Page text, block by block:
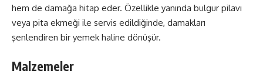
hem de damağa hitap eder. Özellikle yanında bulgur pilavı
veya pita ekmeği ile servis edildiğinde, damakları
şenlendiren bir yemek haline dönüşür.
Malzemeler